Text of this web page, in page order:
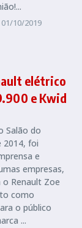
01/10/2019
elétrico
e Kwid
Salão do
2014, foi
e
empresas,
Renault Zoe
como
o público
...